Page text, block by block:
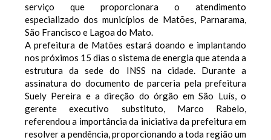
serviço que proporcionara o atendimento
especializado dos municípios de Matões, Parnarama,
São Francisco e Lagoa do Mato.
A prefeitura de Matões estará doando e implantando
nos próximos 15 dias o sistema de energia que atenda a
estrutura da sede do INSS na cidade. Durante a
assinatura do documento de parceria pela prefeitura
Suely Pereira e a direção do órgão em São Luís, o
gerente executivo substituto, Marco Rabelo,
referendou a importância da iniciativa da prefeitura em
resolver a pendência, proporcionando a toda região um